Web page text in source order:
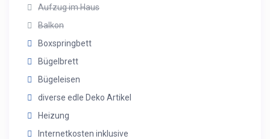
Aufzug im Haus
Balkon
Boxspringbett
Bügelbrett
Bügeleisen
diverse edle Deko Artikel
Heizung
Internetkosten inklusive